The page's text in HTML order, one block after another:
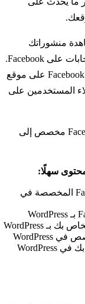
منشوراتك
وسيساعدك في الحصول على المزيد من الإعجابات على Facebook.
إذا كنت تستخدم Facebook remarketing/retargeting pixel على موقع
المستخدمين على
دعنا نلقي نظرة على كيفية إضافة موجز Facebook مخصص إلى
سهلًا:
أضف البرنامج المساعد لخلاصة Facebook المخصصة في